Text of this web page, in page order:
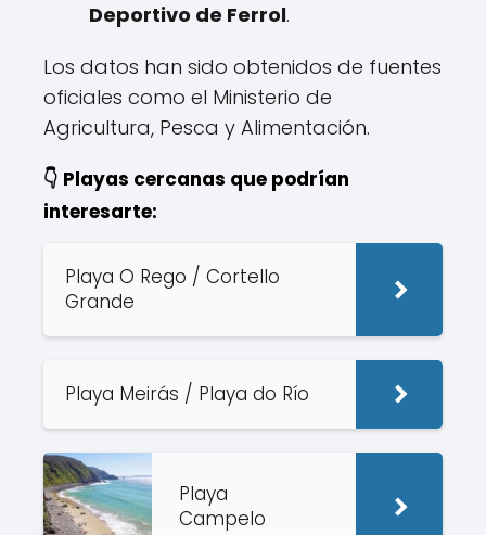
Deportivo de Ferrol.
Los datos han sido obtenidos de fuentes
oficiales como el Ministerio de
Agricultura, Pesca y Alimentación.
👇 Playas cercanas que podrían
interesarte:
Playa O Rego / Cortello
Grande
Playa Meirás / Playa do Río
Playa
Campelo